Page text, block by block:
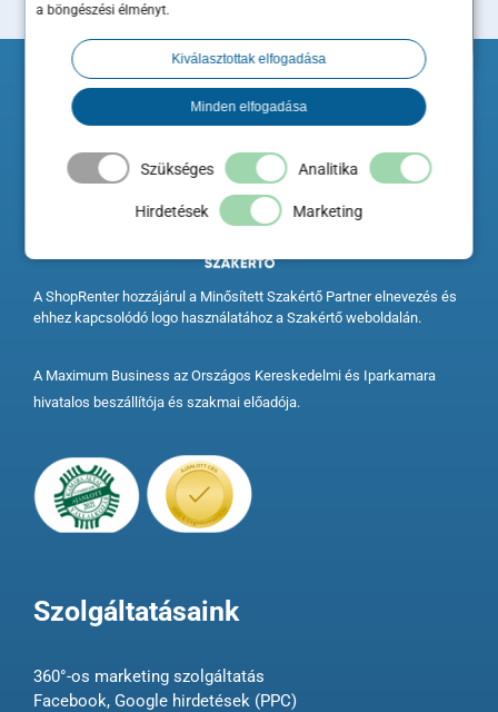
a böngészési élményt.
Kiválasztottak elfogadása
Minden elfogadása
Szükséges Analitika
Hirdetések Marketing
A ShopRenter hozzájárul a Minősített Szakértő Partner elnevezés és
ehhez kapcsolódó logo használatához a Szakértő weboldalán.
A Maximum Business az Országos Kereskedelmi és Iparkamara
hivatalos beszállítója és szakmai előadója.
Szolgáltatásaink
360°-os marketing szolgáltatás
Facebook, Google hirdetések (PPC)